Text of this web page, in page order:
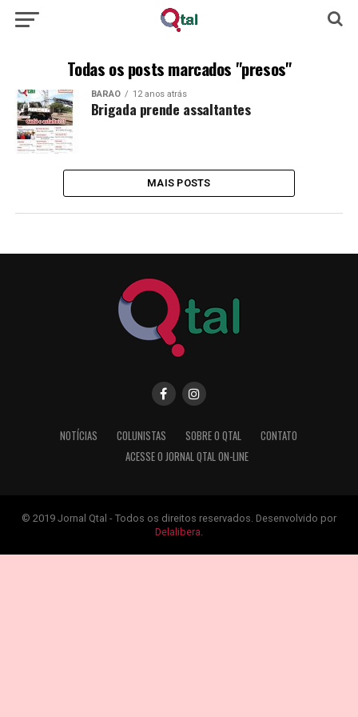
Todas os posts marcados "presos"
BARÃO 12 anos atrás
Brigada prende assaltantes
MAIS POSTS
NOTÍCIAS COLUNISTAS SOBRE O QTAL
CONTATO
ACESSE O JORNAL QTAL ON-LINE
© 2019 Jornal Qtal - Todos os direitos reservados. Desenvolvido por
Delalibera.